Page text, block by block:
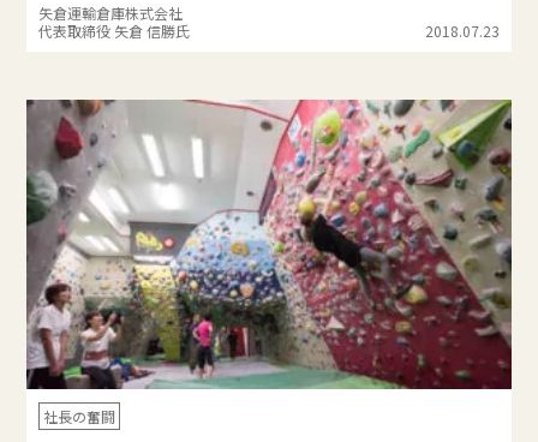
矢倉運輸倉庫株式会社
代表取締役 矢倉 信勝氏
2018.07.23
社長の奮闘